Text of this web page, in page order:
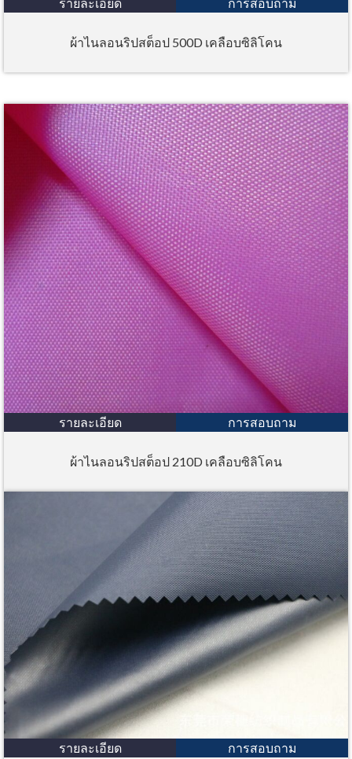
รายละเอียด การสอบถาม
ผ้าไนลอนริปสต็อป 500D เคลือบซิลิโคน
รายละเอียด การสอบถาม
ผ้าไนลอนริปสต็อป 210D เคลือบซิลิโคน
รายละเอียด การสอบถาม